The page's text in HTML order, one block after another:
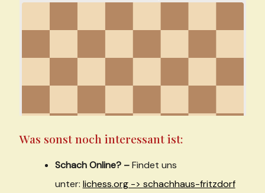
Was sonst noch interessant ist:
Schach Online? –Findet uns
unter: lichess.org -> schachhaus-fritzdorf